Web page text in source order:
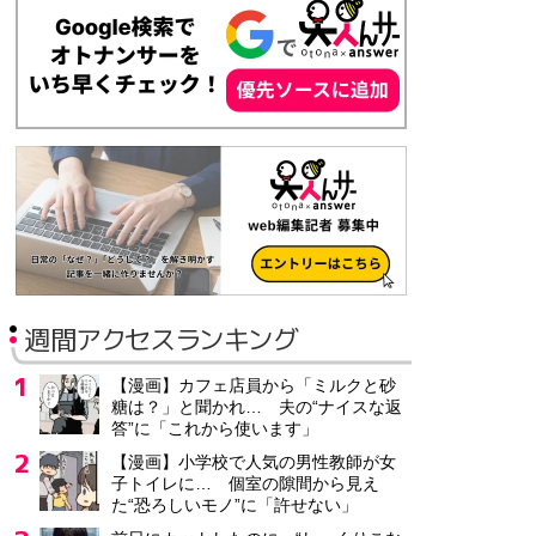
時給1,350円～1,450円
介護DX営業/業界未経験OK/営業経験をIT提案へ/飛び込みな
神奈川県 川崎市
正社員
月給29万1,667円～41万6,667円
管理栄養士/介護老人保健施設/有料老人ホーム/老人デイサ
神奈川県 横須賀市
正社員
月給21万円～26万円
ノルマなし不動産営業/未経験OK/個人ノルマなし/土日祝休
株式会社Good不動産
週間アクセスランキング
【漫画】カフェ店員から「ミルクと砂
糖は？」と聞かれ… 夫の“ナイスな返
答”に「これから使います」
【漫画】小学校で人気の男性教師が女
子トイレに… 個室の隙間から見え
た“恐ろしいモノ”に「許せない」